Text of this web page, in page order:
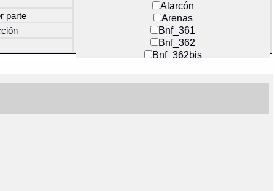
Alarcón
Arenas
Bnf_361
Bnf_362
Bnf_362bis
Docs_México
parte